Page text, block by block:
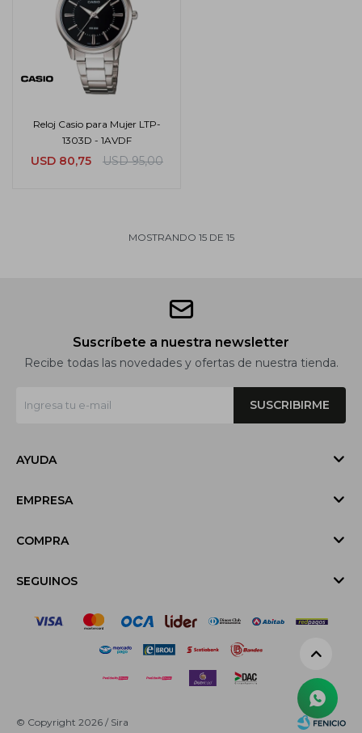
Reloj Casio para Mujer LTP-
1303D - 1AVDF
USD 80,75 USD 95,00
MOSTRANDO 15DE 15
Suscríbete a nuestra newsletter
Recibe todas las novedades y ofertas de nuestra tienda.
SUSCRIBIRME
AYUDA
EMPRESA
COMPRA
SEGUINOS
© Copyright 2026 / Sira